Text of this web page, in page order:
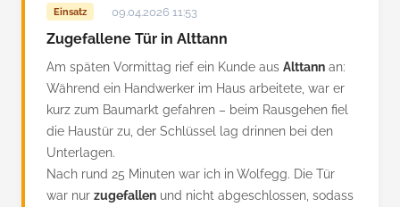
Einsatz 09.04.2026 11:53
Zugefallene Tür in Alttann
Am späten Vormittag rief ein Kunde aus Alttann an:
Während ein Handwerker im Haus arbeitete, war er
kurz zum Baumarkt gefahren – beim Rausgehen fiel
die Haustür zu, der Schlüssel lag drinnen bei den
Unterlagen.
Nach rund 25 Minuten war ich in Wolfegg. Die Tür
war nur zugefallen und nicht abgeschlossen, sodass